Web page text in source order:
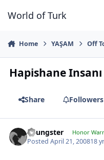
World of Turk
Home YAŞAM Off
Hapishane
Share Followers
Youngster Honor
PostedApril 21, 200818 yr